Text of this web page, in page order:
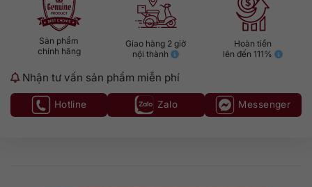
Sản phẩm
chính hãng
Giao hàng 2 giờ
nội thành
Hoàn tiền
lên đến 111%
Nhận tư vấn sản phẩm miễn phí
Hotline Zalo Messenger